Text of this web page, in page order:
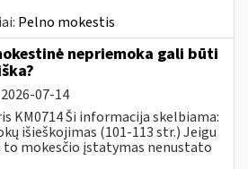
Pelno mokestis
nepriemoka gali būti
2026-07-14
KM0714 Ši informacija skelbiama:
išieškojimas (101-113 str.) Jeigu
mokesčio įstatymas nenustato